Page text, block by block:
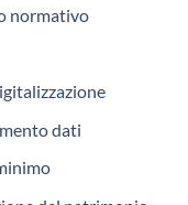
normativo
dati